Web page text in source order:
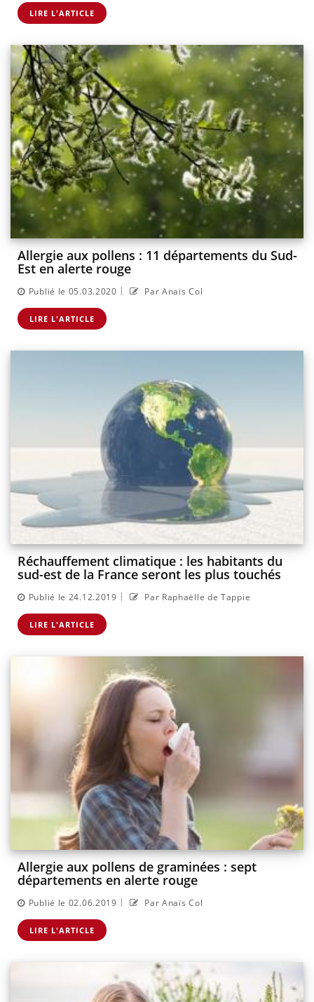
LIRE L'ARTICLE
Allergie aux pollens : 11 départements du Sud-
Est en alerte rouge
Publié le 05.03.2020 | Par Anaïs Col
LIRE L'ARTICLE
Réchauffement climatique : les habitants du
sud-est de la France seront les plus touchés
Publié le 24.12.2019 | Par Raphaëlle de Tappie
LIRE L'ARTICLE
Allergie aux pollens de graminées : sept
départements en alerte rouge
Publié le 02.06.2019 | Par Anaïs Col
LIRE L'ARTICLE